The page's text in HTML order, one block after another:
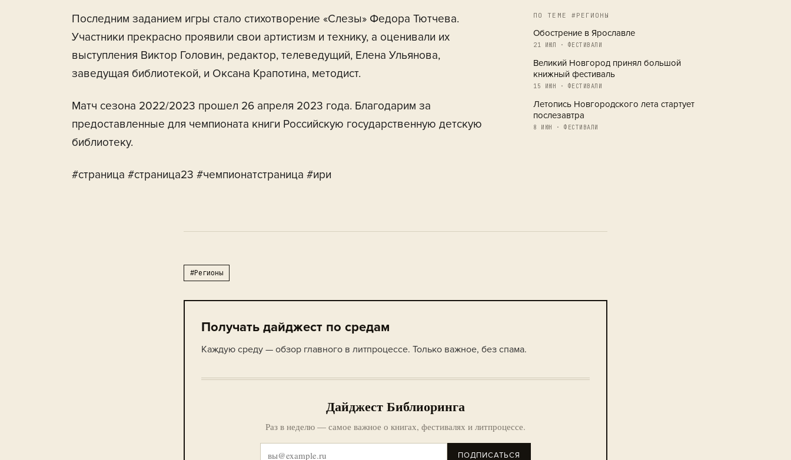
Последним заданием игры стало стихотворение «Слезы» Федора Тютчева.
Участники прекрасно проявили свои артистизм и технику, а оценивали их
выступления Виктор Головин, редактор, телеведущий, Елена Ульянова,
заведущая библиотекой, и Оксана Крапотина, методист.
Матч сезона 2022/2023 прошел 26 апреля 2023 года. Благодарим за
предоставленные для чемпионата книги Российскую государственную детскую
библиотеку.
#страница #страница23 #чемпионатстраница #ири
ПО ТЕМЕ #РЕГИОНЫ
Обострение в Ярославле
21 ИЮЛ · ФЕСТИВАЛИ
Великий Новгород принял большой
книжный фестиваль
15 ИЮН · ФЕСТИВАЛИ
Летопись Новгородского лета стартует
послезавтра
8 ИЮН · ФЕСТИВАЛИ
#Регионы
Получать дайджест по средам
Каждую среду — обзор главного в литпроцессе. Только важное, без спама.
Дайджест Библиоринга
Раз в неделю — самое важное о книгах, фестивалях и литпроцессе.
ПОДПИСАТЬСЯ